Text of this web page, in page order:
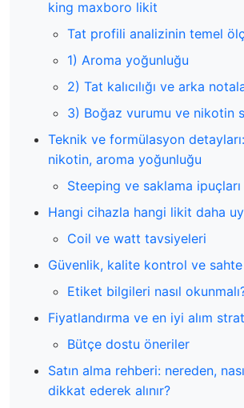
king maxboro likit
Tat profili analizinin temel
1) Aroma yoğunluğu
2) Tat kalıcılığı ve arka
3) Boğaz vurumu ve nikotin
Teknik ve formülasyon
nikotin, aroma yoğunluğu
Steeping ve saklama ipuçları
Hangi cihazla hangi likit daha
Coil ve watt tavsiyeleri
Güvenlik, kalite kontrol ve
Etiket bilgileri nasıl
Fiyatlandırma ve en iyi alım
Bütçe dostu öneriler
Satın alma rehberi: nereden,
dikkat ederek alınır?